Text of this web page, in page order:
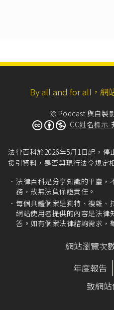
By all and for all，網
除 Podcast 與自製
CC姓名標示-
法律百科於2026年5月1日起，
援引資料，是否與現行法令規定
法律百科是分享知識的平臺，
務，故無法負保證責任。
每個具體個案是獨特、複雜、
網站使用者提供的內容是法律
答。如有個案法律諮詢需求，
網站瀏覽次
年度報告
致網